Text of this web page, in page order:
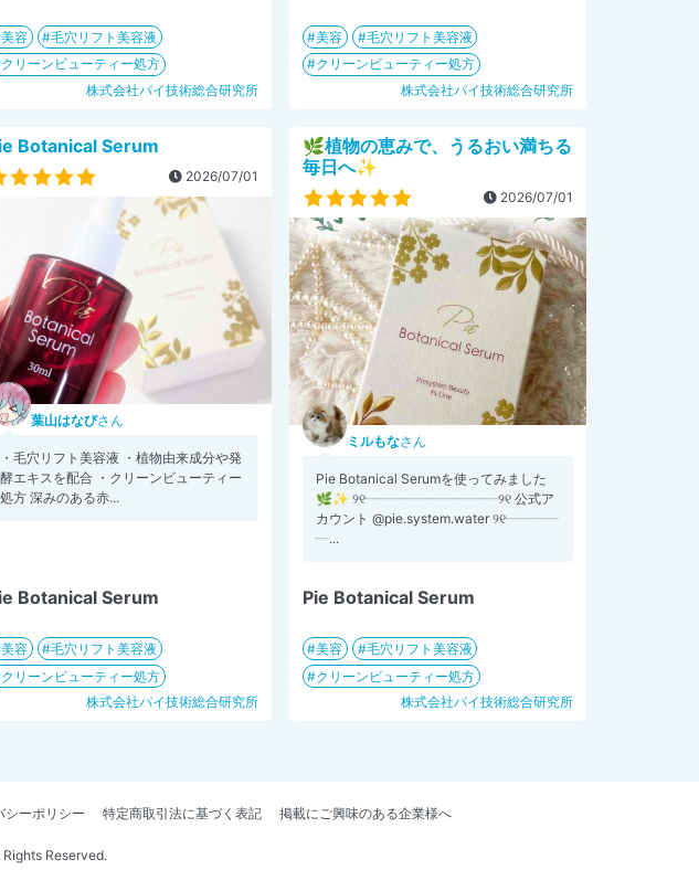
美容
毛穴リフト美容液
クリーンビューティー処方
株式会社パイ技術総合研究所
美容
毛穴リフト美容液
クリーンビューティー処方
株式会社パイ技術総合研究所
Botanical Serum
2026/07/01
葉山はなびさん
・毛穴リフト美容液 ・植物由来成分や発
酵エキスを配合 ・クリーンビューティー
処方 深みのある赤...
Botanical Serum
美容
毛穴リフト美容液
クリーンビューティー処方
株式会社パイ技術総合研究所
🌿植物の恵みで、うるおい満ちる
毎日へ✨
2026/07/01
ミルもなさん
Pie Botanical Serumを使ってみました
🌿✨ ୨୧┈┈┈┈┈┈┈┈┈┈୨୧ 公式ア
カウント @pie.system.water ୨୧┈┈┈┈
┈...
Pie Botanical Serum
美容
毛穴リフト美容液
クリーンビューティー処方
株式会社パイ技術総合研究所
シーポリシー 特定商取引法に基づく表記 掲載にご興味のある企業様へ
Reserved.